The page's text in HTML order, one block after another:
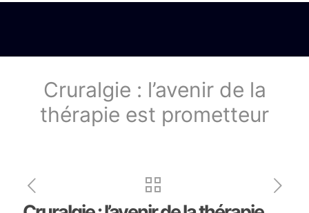
Cruralgie : l’avenir de la
thérapie est prometteur